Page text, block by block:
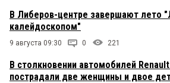
В Либеров-центре завершают лето
калейдоскопом"
9 августа 09:30 0 221
В столкновении автомобилей
пострадали две женщины и двое